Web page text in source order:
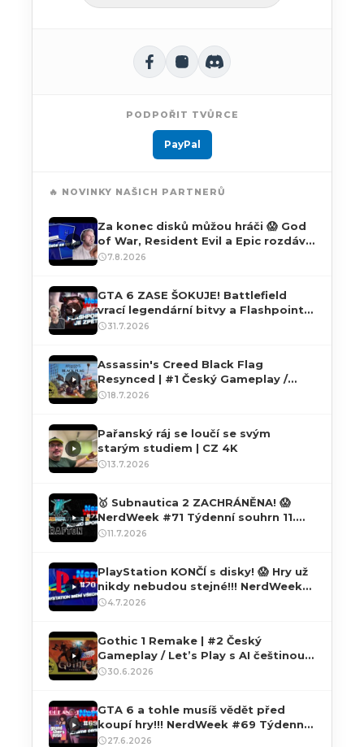
PODPOŘIT TVŮRCE
PayPal
🔥 NOVINKY NAŠICH PARTNERŮ
Za konec disků můžou hráči 😱 God
of War, Resident Evil a Epic rozdává
hry ZDARMA! NerdWeek #73
7.8.2026
GTA 6 ZASE ŠOKUJE! Battlefield
vrací legendární bitvy a Flashpoint
je zpět! NerdWeek #72
31.7.2026
Assassin's Creed Black Flag
Resynced | #1 Český Gameplay /
Let’s Play s češtinou přes PC | 4K60
18.7.2026
Pařanský ráj se loučí se svým
starým studiem | CZ 4K
13.7.2026
🥇 Subnautica 2 ZACHRÁNĚNA! 😱
NerdWeek #71 Týdenní souhrn 11.
07. 2026
11.7.2026
PlayStation KONČÍ s disky! 😱 Hry už
nikdy nebudou stejné!!! NerdWeek
#70 Týdenní souhrn 04. 07. 2026
4.7.2026
Gothic 1 Remake | #2 Český
Gameplay / Let’s Play s AI češtinou
přes PC | 4K60 HDR
30.6.2026
GTA 6 a tohle musíš vědět před
koupí hry!!! NerdWeek #69 Týdenní
souhrn 27. 06. 2026
27.6.2026